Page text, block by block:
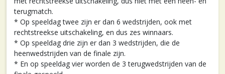
terugmatch.
* Op speeldag twee zijn er dan 6 wedstrijden, ook met
rechtstreekse uitschakeling, en dus zes winnaars.
* Op speeldag drie zijn er dan 3 wedstrijden, die de
heenwedstrijden van de finale zijn.
* En op speeldag vier worden de 3 terugwedstrijden van de